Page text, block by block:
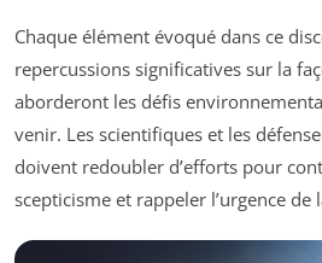
Chaque élément évoqué dans ce
repercussions significatives sur la
aborderont les défis
venir. Les scientifiques et les
doivent redoubler d’efforts pour
scepticisme et rappeler l’urgence